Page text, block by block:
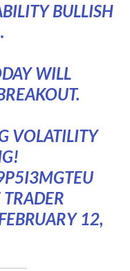
BULLISH
WILL
VOLATILITY
12,